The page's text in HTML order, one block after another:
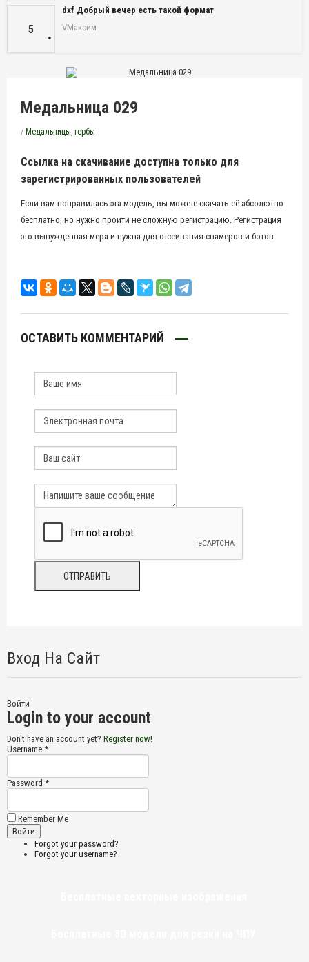
5
dxf Добрый вечер есть такой формат
VМаксим
Медальница 029
/ Медальницы, гербы
Ссылка на скачивание доступна только для
зарегистрированных пользователей
Если вам понравилась эта модель, вы можете скачать её абсолютно
бесплатно, но нужно пройти не сложную регистрацию. Регистрация
это вынужденная мера и нужна для отсеивания спамеров и ботов
ОСТАВИТЬ КОММЕНТАРИЙ
Вход На Сайт
Войти
Login to your account
Don't have an account yet? Register now!
Username *
Password *
Remember Me
Forgot your password?
Forgot your username?